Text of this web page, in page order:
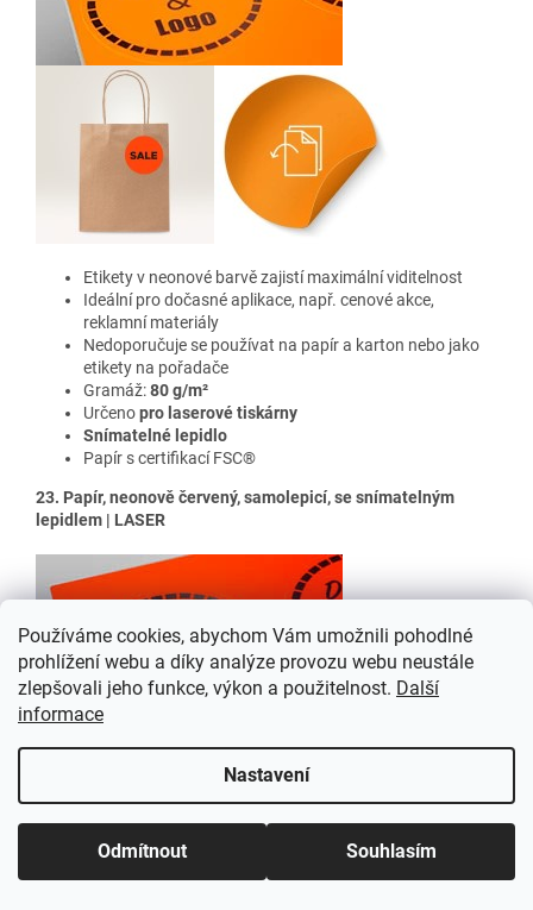
Používáme cookies, abychom Vám umožnili pohodlné
prohlížení webu a díky analýze provozu webu neustále
zlepšovali jeho funkce, výkon a použitelnost. Další
informace
Nastavení
Odmítnout Souhlasím
Etikety v neonové barvězajistí maximální viditelnost
Ideální pro dočasné aplikace, např. cenové akce,
reklamní materiály
Nedoporučuje se používat na papír a karton nebo jako
etikety na pořadače
Gramáž:80 g/m²
Určenopro laserové tiskárny
Snímatelné lepidlo
Papír s certifikací FSC®
23. Papír, neonově červený, samolepicí, se snímatelným
lepidlem | LASER